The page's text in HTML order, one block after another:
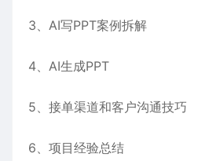
3、AI写PPT案例拆解
4、AI生成PPT
5、接单渠道和客户沟通技巧
6、项目经验总结